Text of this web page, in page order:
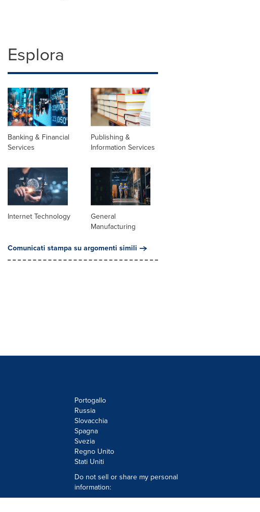
Esplora
Banking & Financial
Services
Publishing &
Information Services
Internet Technology
General
Manufacturing
Comunicati stampa su argomenti simili
Portogallo
Russia
Slovacchia
Spagna
Svezia
Regno Unito
Stati Uniti
Do not sell or share my personal
information: